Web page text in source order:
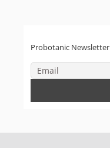
Probotanic Newsletter